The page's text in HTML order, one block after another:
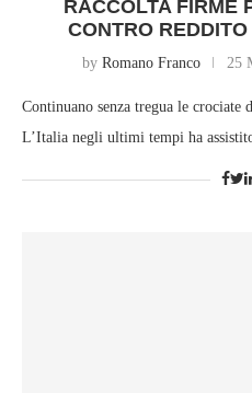
RACCOLTA FIRME
CONTRO
by Romano Franco 25
Continuano senza tregua le
L’Italia negli ultimi tempi ha